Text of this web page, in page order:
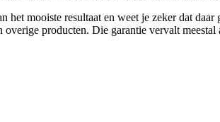
mooiste resultaat en weet je zeker dat
producten. Die garantie vervalt